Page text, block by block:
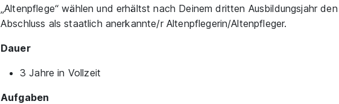
„Altenpflege“ wählen und erhältst nach Deinem dritten Ausbildungsjahr den
Abschluss als staatlich anerkannte/r Altenpflegerin/Altenpfleger.
Dauer
3 Jahre in Vollzeit
Aufgaben